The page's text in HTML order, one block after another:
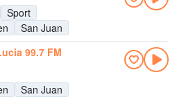
Sport
San Juan
99.7 FM
San Juan